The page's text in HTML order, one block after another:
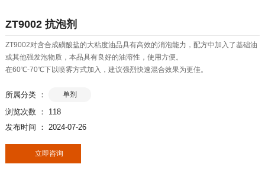
ZT9002 抗泡剂
ZT9002对含合成磺酸盐的大粘度油品具有高效的消泡能力，配方中加入了基础油
或其他强发泡物质，本品具有良好的油溶性，使用方便。
在60℃-70℃下以喷雾方式加入，建议强烈快速混合效果为更佳。
所属分类 ： 单剂
浏览次数 ： 118
发布时间 ： 2024-07-26
立即咨询